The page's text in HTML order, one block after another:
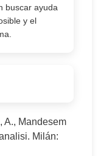
buscar ayuda
y el
A., Mandesem
Milán: